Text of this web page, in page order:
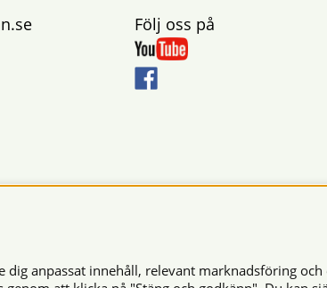
Följ oss på
Säkra betalningar
Vi använder cookies -läs mer här.
anpassat innehåll, relevant marknadsföring